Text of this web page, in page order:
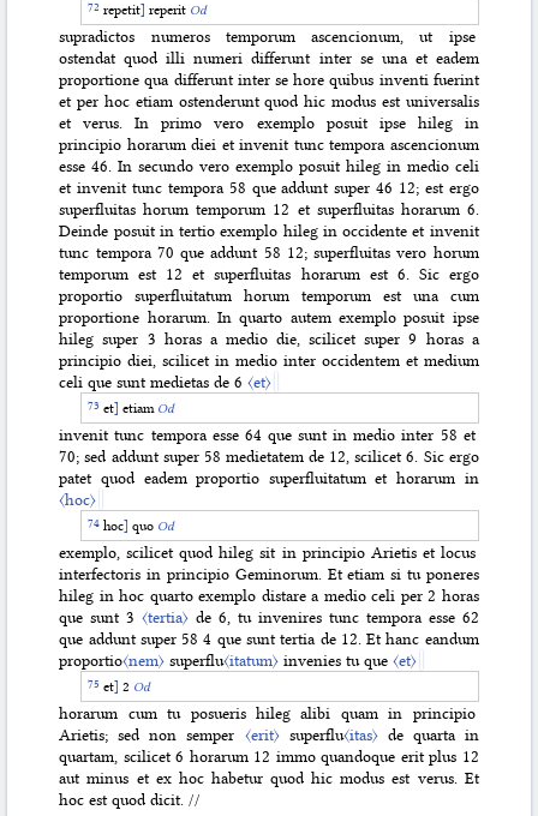
repetit] reperit Od
supradictos numeros temporum ascencionum, ut ipse
ostendat quod illi numeri differunt inter se una et eadem
proportione qua differunt inter se hore quibus inventi fuerint
et per hoc etiam ostenderunt quod hic modus est universalis
et verus. In primo vero exemplo posuit ipse hileg in
principio horarum diei et invenit tunc tempora ascencionum
esse 46. In secundo vero exemplo posuit hileg in medio celi
et invenit tunc tempora 58 que addunt super 46 12; est ergo
superfluitas horumtemporum 12 et superfluitas horarum 6.
Deinde posuit in tertio exemplo hileg in occidente et invenit
tunc tempora 70 que addunt 58 12; superfluitas vero horum
temporum est 12 et superfluitas horarum est 6. Sic ergo
proportio superfluitatum horum temporum est una cum
proportione horarum. In quarto autem exemplo posuit ipse
hileg super 3 horas a medio die, scilicet super 9 horas a
principio diei, scilicet in medio inter occidentem et medium
celi que sunt medietas de 6〈et〉
et] etiam Od
invenit tunc tempora esse 64 que sunt in medio inter 58 et
70; sed addunt super 58 medietatem de 12, scilicet 6. Sic ergo
patet quod eadem proportio superfluitatum et horarum in
〈hoc〉
hoc] quo Od
exemplo, scilicet quod hileg sit in principio Arietis et locus
interfectoris in principio Geminorum. Et etiam si tu poneres
hileg in hoc quarto exemplo distare a medio celi per 2 horas
que sunt 3〈tertia〉 de 6, tu invenires tunc tempora esse 62
que addunt super 58 4 que sunt tertia de 12. Et hanc eandum
proportio〈nem〉 superflu〈itatum〉 invenies tu que〈et〉
et] 2 Od
horarum cum tu posueris hileg alibi quam in principio
Arietis; sed non semper 〈erit〉superflu〈itas〉de quarta in
quartam, scilicet 6 horarum 12 immo quandoque erit plus 12
aut minus et ex hoc habetur quod hic modus est verus. Et
hoc est quod dicit. //